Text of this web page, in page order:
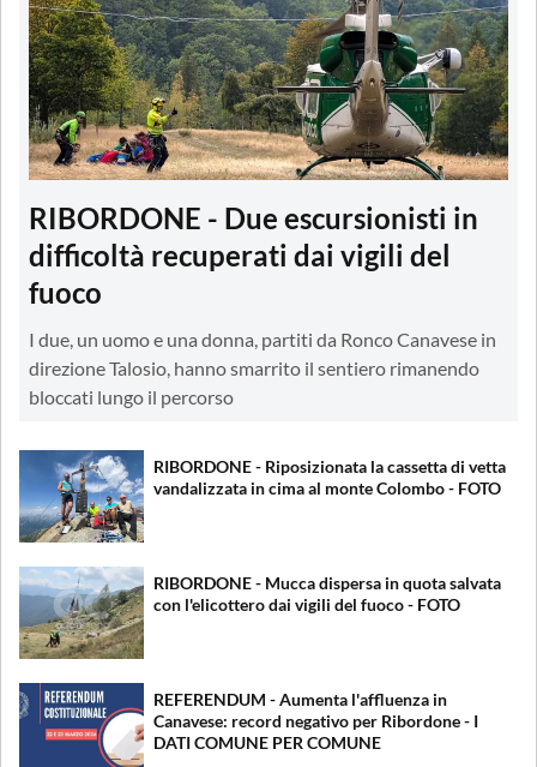
RIBORDONE - Due escursionisti in
difficoltà recuperati dai vigili del
fuoco
I due, un uomo e una donna, partiti da Ronco Canavese in
direzione Talosio, hanno smarrito il sentiero rimanendo
bloccati lungo il percorso
RIBORDONE - Riposizionata la cassetta di vetta
vandalizzata in cima al monte Colombo - FOTO
RIBORDONE - Mucca dispersa in quota salvata
con l'elicottero dai vigili del fuoco - FOTO
REFERENDUM - Aumenta l'affluenza in
Canavese: record negativo per Ribordone - I
DATI COMUNE PER COMUNE